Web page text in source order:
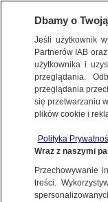
POLSKA
niewielu
ostrzegawcze
24.04.2024, 11:43
Dbamy o
Jeśli użytkownik
Partnerów IAB
użytkownika i
przeglądania.
przeglądania
się przetwarzaniu
plików cookie i
Polityka
Wraz z naszymi
Przechowywanie
treści.